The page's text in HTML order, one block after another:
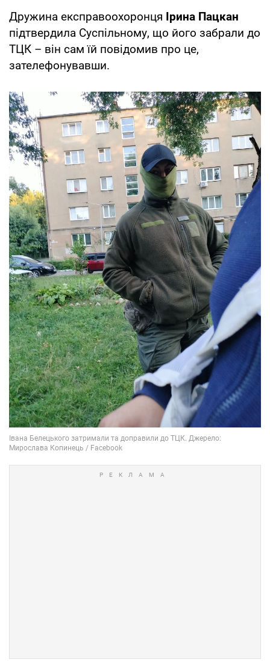
Дружина експравоохоронця Ірина Пацкан
підтвердила Суспільному, що його забрали до
ТЦК – він сам їй повідомив про це,
зателефонувавши.